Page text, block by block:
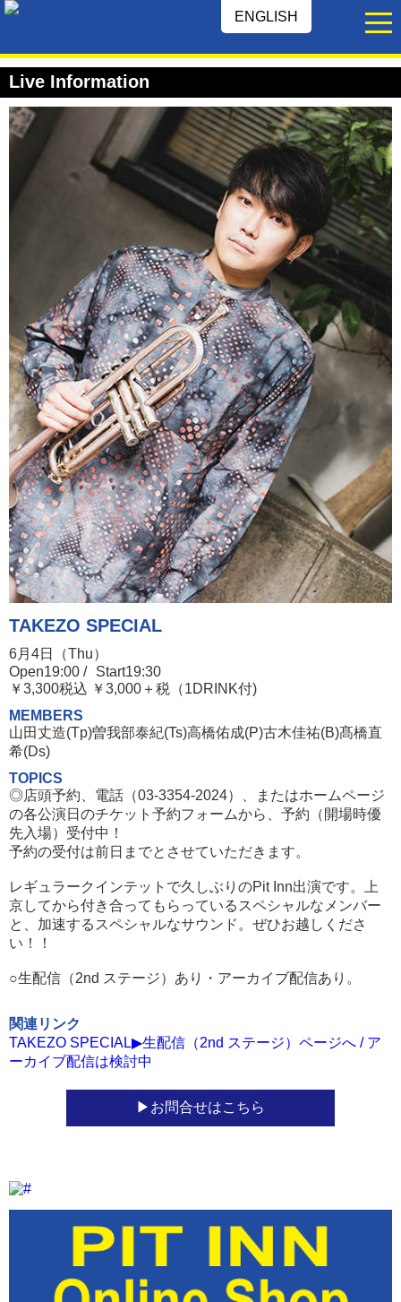
ENGLISH
Live Information
TAKEZO SPECIAL
6月4日（Thu）
Open19:00 /
Start19:30
￥3,300税込 ￥3,000＋税（1DRINK付)
MEMBERS
山田丈造(Tp)曽我部泰紀(Ts)高橋佑成(P)古木佳祐(B)髙橋直
希(Ds)
TOPICS
◎店頭予約、電話（03-3354-2024）、またはホームページ
の各公演日のチケット予約フォームから、予約（開場時優
先入場）受付中！
予約の受付は前日までとさせていただきます。
レギュラークインテットで久しぶりのPit Inn出演です。上
京してから付き合ってもらっているスペシャルなメンバー
と、加速するスペシャルなサウンド。ぜひお越しくださ
い！！
○生配信（2nd ステージ）あり・アーカイブ配信あり。
関連リンク
TAKEZO SPECIAL▶生配信（2nd ステージ）ページへ / ア
ーカイブ配信は検討中
お問合せはこちら